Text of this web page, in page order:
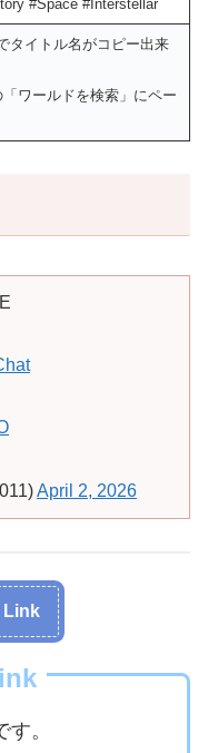
#Space #Interstellar
タイトル名がコピー出来
ワールドを検索」にペー
April 2, 2026
Link
。